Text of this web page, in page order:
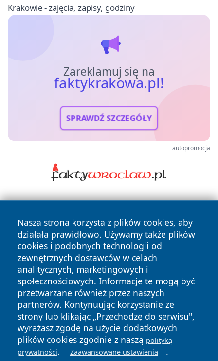
Krakowie - zajęcia, zapisy, godziny
Zareklamuj się na
faktykrakowa.pl!
SPRAWDŹ SZCZEGÓŁY
autopromocja
Nasza strona korzysta z plików cookies, aby
działała prawidłowo. Używamy także plików
cookies i podobnych technologii od
zewnętrznych dostawców w celach
analitycznych, marketingowych i
społecznościowych. Informacje te mogą być
przetwarzane również przez naszych
partnerów. Kontynuując korzystanie ze
strony lub klikając „Przechodzę do serwisu",
wyrażasz zgodę na użycie dodatkowych
plików cookies zgodnie z naszą polityką
prywatności. Zaawansowane ustawienia .
Copyright © 2026 faktykrakowa.pl Wszystkie prawa
zastrzeżone.
News Autorzy
Polityka
Prywatności
Polityka
Cookies